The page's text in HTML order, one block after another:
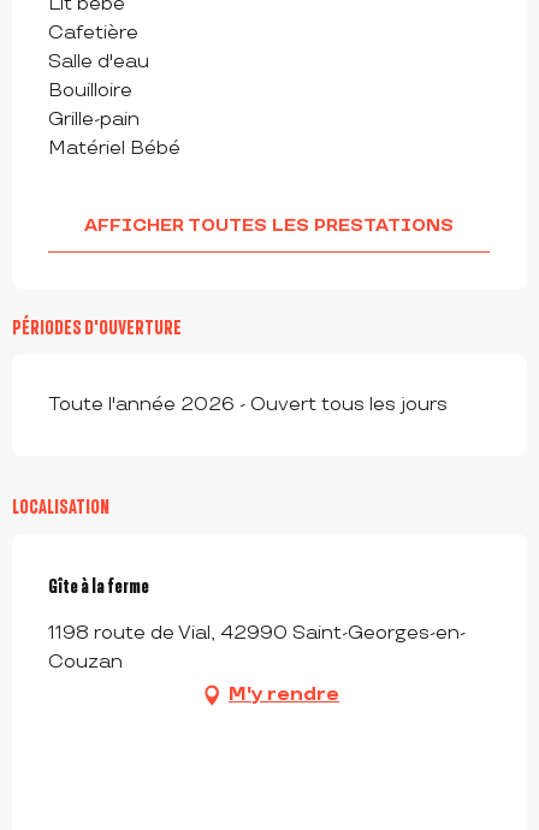
Cafetière
Salle d'eau
Bouilloire
Grille-pain
Matériel Bébé
AFFICHER TOUTES LES PRESTATIONS
PÉRIODES D'OUVERTURE
Toute l'année 2026 - Ouvert tous les jours
LOCALISATION
Gîte à la ferme
1198 route de Vial, 42990 Saint-Georges-en-
Couzan
M'y rendre